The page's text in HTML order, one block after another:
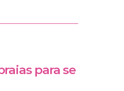
para se